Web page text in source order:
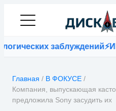
заблуждений⚡ИИ
Главная / В ФОКУСЕ /
Компания, выпускающая
предложила Sony засудить их